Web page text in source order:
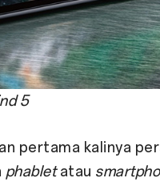
5
pertama kalinya
phabletatau